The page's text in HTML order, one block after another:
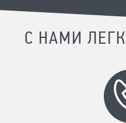
С НАМИ